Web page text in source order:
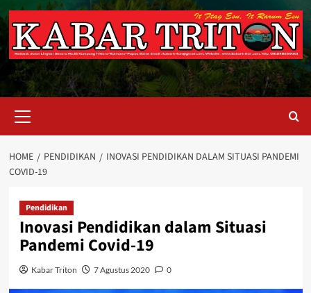
Menu
HOME PENDIDIKAN
INOVASI PENDIDIKAN DALAM SITUASI PANDEMI
COVID-19
Pendidikan
Inovasi Pendidikan dalam Situasi
Pandemi Covid-19
Kabar Triton 7 Agustus 2020 0